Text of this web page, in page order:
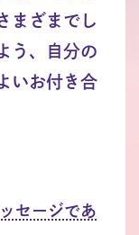
まざまでし
う、自分の
いお付き合
セージであ